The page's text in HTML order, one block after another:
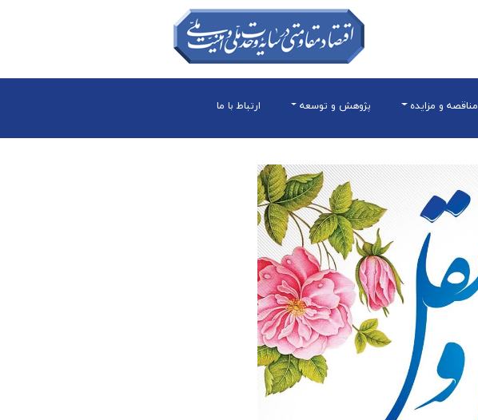
مناقصه و مزایده پژوهش و توسعه ارتباط با ما